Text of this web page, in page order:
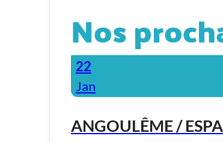
Nos
22
Jan
ANGOULÊME /